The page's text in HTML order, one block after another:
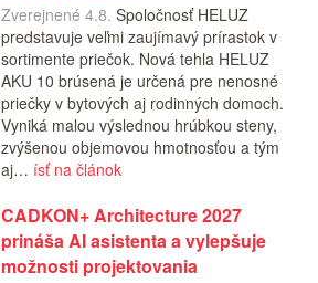
Zverejnené 4.8. Spoločnosť HELUZ
predstavuje veľmi zaujímavý prírastok v
sortimente priečok. Nová tehla HELUZ
AKU 10 brúsená je určená pre nenosné
priečky v bytových aj rodinných domoch.
Vyniká malou výslednou hrúbkou steny,
zvýšenou objemovou hmotnosťou a tým
aj… ísť na článok
CADKON+ Architecture 2027
prináša AI asistenta a vylepšuje
možnosti projektovania